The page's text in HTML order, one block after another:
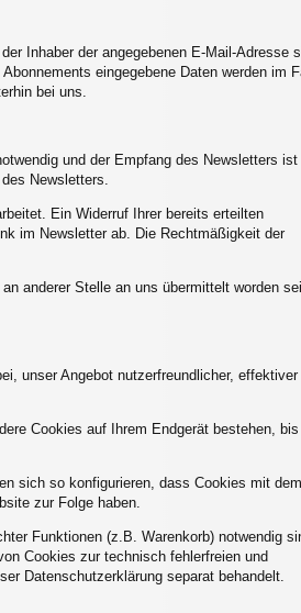
Inhaber der angegebenen E-Mail-Adresse
eingegebene Daten werden im
bei uns.
und der Empfang des Newsletters ist
Newsletters.
Ein Widerruf Ihrer bereits erteilten
im Newsletter ab. Die Rechtmäßigkeit der
anderer Stelle an uns übermittelt worden
unser Angebot nutzerfreundlicher, effektiver
Cookies auf Ihrem Endgerät bestehen,
sich so konfigurieren, dass Cookies mit dem
zur Folge haben.
Funktionen (z.B. Warenkorb) notwendig
Cookies zur technisch fehlerfreien und
Datenschutzerklärung separat behandelt.